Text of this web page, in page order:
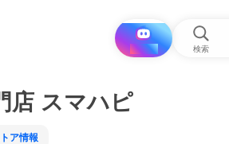
i と探す 検索
店 スマハピ
ア情報